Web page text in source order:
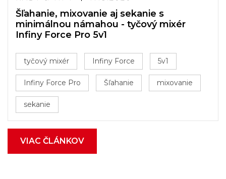
Šľahanie, mixovanie aj sekanie s
minimálnou námahou - tyčový mixér
Infiny Force Pro 5v1
tyčový mixér Infiny Force 5v1
Infiny Force Pro Šľahanie mixovanie
sekanie
VIAC ČLÁNKOV